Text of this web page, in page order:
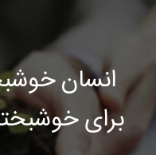
انسان
برای